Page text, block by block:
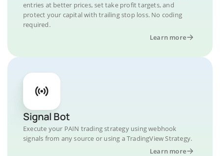
entries at better prices, set take profit targets, and
protect your capital with trailing stop loss. No coding
required.
Learn more
Signal Bot
Execute your PAIN trading strategy using webhook
signals from any source or using a TradingView Strategy.
Learn more